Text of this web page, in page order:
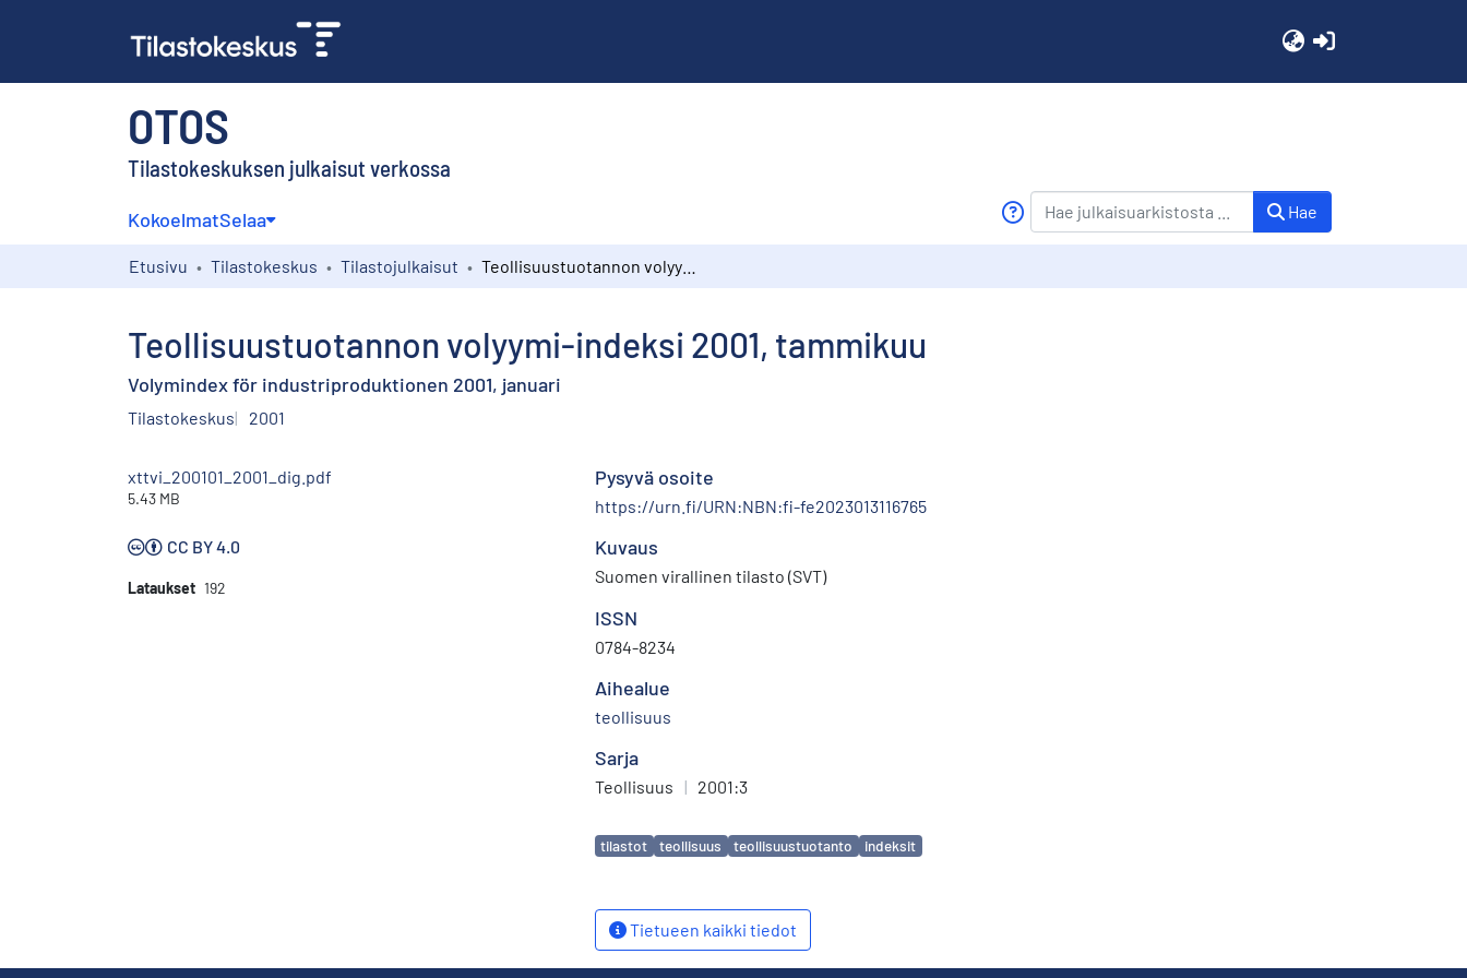
OTOS
Tilastokeskuksen julkaisut verkossa
KokoelmatSelaa Hae
Etusivu Tilastokeskus Tilastojulkaisut
Teollisuustuotannon volyymi-indeksi 2001, tammikuu
Volymindex för industriproduktionen 2001, januari
Tilastokeskus 2001
xttvi_200101_2001_dig.pdf
5.43 MB
CC BY 4.0
Lataukset 192
Pysyvä osoite
https://urn.fi/URN:NBN:fi-fe2023013116765
Kuvaus
Suomen virallinen tilasto (SVT)
ISSN
0784-8234
Aihealue
teollisuus
Sarja
Teollisuus | 2001:3
Avainsanat
tilastot teollisuus teollisuustuotanto indeksit
Tietueen kaikki tiedot